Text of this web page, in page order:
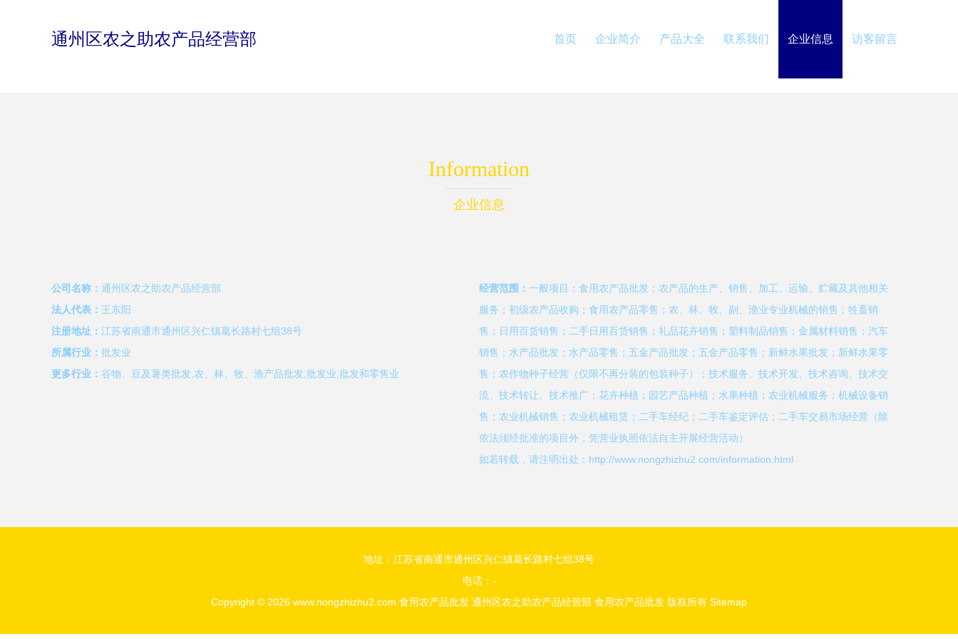
通州区农之助农产品经营部 首页 企业简介 产品大全 联系我们 企业信息 访客留言
Information
企业信息
公司名称： 通州区农之助农产品经营部
法人代表： 王东阳
注册地址： 江苏省南通市通州区兴仁镇葛长路村七组38号
所属行业： 批发业
更多行业： 谷物、豆及薯类批发,农、林、牧、渔产品批发,批发业,批发和零售业
经营范围： 一般项目：食用农产品批发；农产品的生产、销售、加工、运输、贮藏及其他相关
服务；初级农产品收购；食用农产品零售；农、林、牧、副、渔业专业机械的销售；牲畜销
售；日用百货销售；二手日用百货销售；礼品花卉销售；塑料制品销售；金属材料销售；汽车
销售；水产品批发；水产品零售；五金产品批发；五金产品零售；新鲜水果批发；新鲜水果零
售；农作物种子经营（仅限不再分装的包装种子）；技术服务、技术开发、技术咨询、技术交
流、技术转让、技术推广；花卉种植；园艺产品种植；水果种植；农业机械服务；机械设备销
售；农业机械销售；农业机械租赁；二手车经纪；二手车鉴定评估；二手车交易市场经营（除
依法须经批准的项目外，凭营业执照依法自主开展经营活动）
如若转载，请注明出处：http://www.nongzhizhu2.com/information.html
地址：江苏省南通市通州区兴仁镇葛长路村七组38号
电话：-
Copyright © 2026 www.nongzhizhu2.com 食用农产品批发 通州区农之助农产品经营部 食用农产品批发 版权所有 Sitemap